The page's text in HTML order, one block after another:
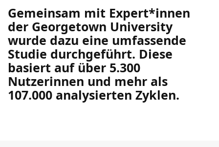
Gemeinsam mit Expert*innen
der Georgetown University
wurde dazu eine umfassende
Studie durchgeführt. Diese
basiert auf über 5.300
Nutzerinnen und mehr als
107.000 analysierten Zyklen.